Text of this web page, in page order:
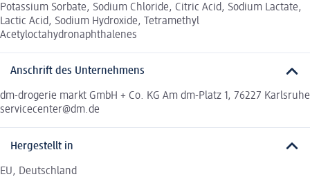
Potassium Sorbate, Sodium Chloride, Citric Acid, Sodium Lactate,
Lactic Acid, Sodium Hydroxide, Tetramethyl
Acetyloctahydronaphthalenes
Anschrift des Unternehmens
dm-drogerie markt GmbH + Co. KG Am dm-Platz 1, 76227 Karlsruhe
servicecenter@dm.de
Hergestellt in
EU, Deutschland